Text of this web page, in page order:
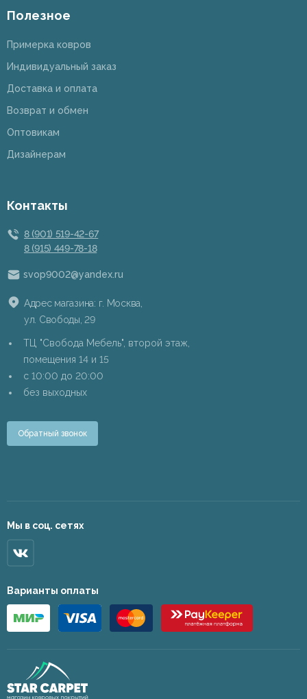
Полезное
Примерка ковров
Индивидуальный заказ
Доставка и оплата
Возврат и обмен
Оптовикам
Дизайнерам
Контакты
8 (901) 519-42-67
8 (915) 449-78-18
svop9002@yandex.ru
Адрес магазина: г. Москва,
ул. Свободы, 29
ТЦ "Свобода Мебель", второй этаж,
помещения 14 и 15
c 10:00 до 20:00
без выходных
Обратный звонок
Мы в соц. сетях
Варианты оплаты